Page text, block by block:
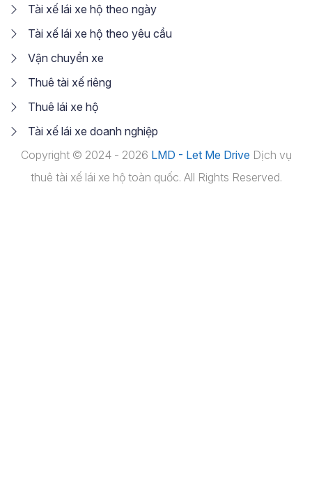
Tài xế lái xe hộ theo ngày
Tài xế lái xe hộ theo yêu cầu
Vận chuyển xe
Thuê tài xế riêng
Thuê lái xe hộ
Tài xế lái xe doanh nghiệp
Copyright © 2024 - 2026 LMD - Let Me Drive Dịch vụ
thuê tài xế lái xe hộ toàn quốc. All Rights Reserved.